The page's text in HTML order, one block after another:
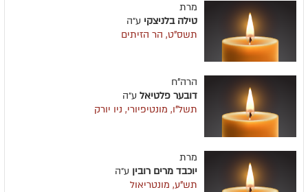
מרת
טילה בלניצקי ע״ה
תשס"ט, הר הזיתים
הרה"ח
דובער פלטיאל ע״ה
תשל"ו, מונטיפיורי, ניו יורק
מרת
יוכבד מרים רובין ע״ה
תש"ע, מונטריאול